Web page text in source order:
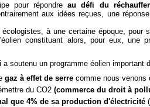
pour répondreau défi du
aux idées reçues, une
à une certaine époque, pour
constituant alors, pour eux, une
a soutenu un programme éolien important
gaz à effet de serre comme nous venons
du CO2 (commerce du droit à
que 4% de sa production d'électricité